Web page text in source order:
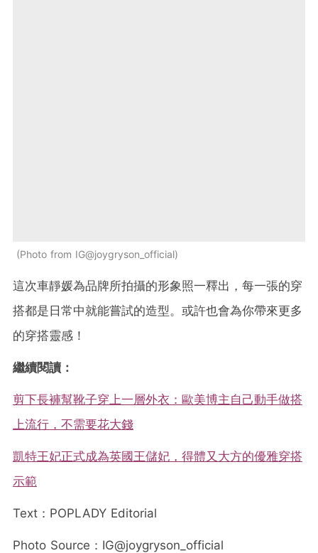
Photo from IG@joygryson_official
這次車靜媛為品牌所拍攝的形象照一釋出，每一張的穿
搭都是日常中就能嘗試的造型。或許也會為你帶來更多
的穿搭靈感！
繼續閱讀：
剪下長褲幫靴子穿上一層外衣：歐美博主自己動手做搭
上流行，不需要花大錢
凱特王妃正式成為英國王儲妃，得體又大方的優雅穿搭
示範
Text：POPLADY Editorial
Photo Source：IG@joygryson_official